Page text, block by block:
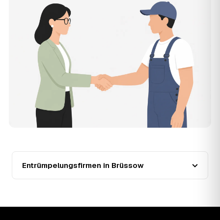
muss, und erhalten mehrere Festpreis-Angebote geprüfter
Entrümpler aus Brüssow zum Vergleichen. Bezahlt wird
nur der Entrümpler, den Sie selbst auswählen.
Was kostet die Entrümpelung einer normalen
Wohnung in Brüssow?
Für eine durchschnittliche Wohnung mit rund 65 m² liegen
die Kosten in Brüssow bei etwa 1.840 €, das entspricht
im Schnitt rund 32,6 € je Quadratmeter. Zugänglichkeit
(Etage, Aufzug), Menge und Sperrmüllanteil verschieben
den Preis nach oben oder unten — den genauen
Festpreis nennt Ihnen der Entrümpler nach kurzer
Beschreibung.
Seit 2020 verlief die Preisentwicklung in Brüssow fallend
(−27 %), mit dem bisherigen Höchststand im Jahr 2020.
Eine Prognose lässt sich daraus nicht ableiten, aber die
Entrümpelungsfirmen in Brüssow